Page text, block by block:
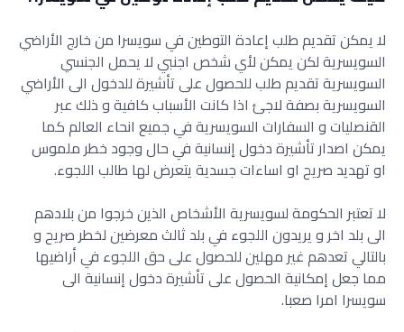
لا يمكن تقديم طلب إعادة التوطين في سويسرا من خارج الأراضي
‏السويسرية لكن يمكن لأي شخص اجنبي لا يحمل الجنسي
السويسرية ‏تقديم طلب للحصول على تأشيرة للدخول الى الأراضي
السويسرية ‏بصفة لاجئ اذا كانت الأسباب كافية و ذلك عبر
القنصليات و ‏السفارات السويسرية في جميع انحاء العالم كما
يمكن اصدار تأشيرة ‏دخول إنسانية في حال وجود خطر ملموس
او تهديد صريح او اساءات ‏جسدية يتعرض لها طالب اللجوء.
لا تعتبر الحكومة لسويسرية الأشخاص الذين خرجوا من بلادهم
الى ‏بلد اخر و يريدون اللجوء في بلد ثالث معرضين لخطر صريح و
‏بالتالي تعدهم غير مهلين للحصول على حق اللجوء في أراضيها
مما ‏جعل إمكانية الحصول على تأشيرة دخول إنسانية الى
سويسرا امرا ‏صعبا.